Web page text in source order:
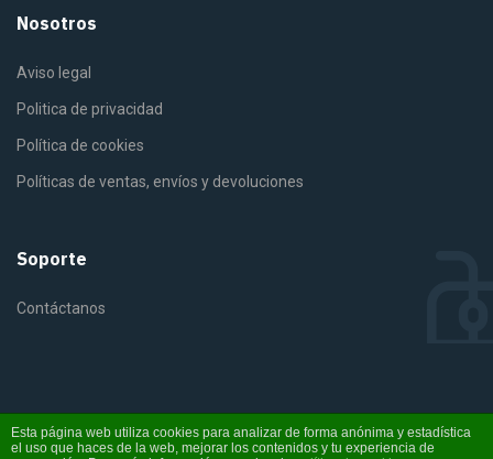
Nosotros
Aviso legal
Politica de privacidad
Política de cookies
Políticas de ventas, envíos y devoluciones
Soporte
Contáctanos
©2025 Fiterra. Derechos reservados
Esta página web utiliza cookies para analizar de forma anónima y estadística
el uso que haces de la web, mejorar los contenidos y tu experiencia de